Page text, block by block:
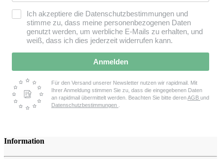
Ich akzeptiere die Datenschutzbestimmungen und
stimme zu, dass meine personenbezogenen Daten
genutzt werden, um werbliche E-Mails zu erhalten, und
weiß, dass ich dies jederzeit widerrufen kann.
Anmelden
Für den Versand unserer Newsletter nutzen wir rapidmail. Mit
Ihrer Anmeldung stimmen Sie zu, dass die eingegebenen Daten
an rapidmail übermittelt werden. Beachten Sie bitte derenAGB und
Datenschutzbestimmungen
Information